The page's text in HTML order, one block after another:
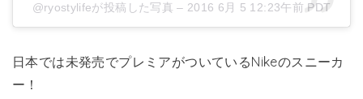
@ryostylifeが投稿した写真 – 2016 6月 5 12:23午前 PDT
日本では未発売でプレミアがついているNikeのスニーカ
ー！